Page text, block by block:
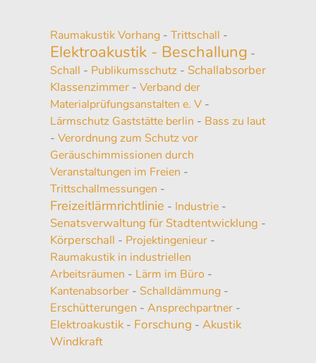
Raumakustik Vorhang- Trittschall -
Elektroakustik - Beschallung -
Schall - Publikumsschutz- Schallabsorber
Klassenzimmer- Verband der
Materialprüfungsanstalten e. V-
Lärmschutz Gaststätte berlin - Bass zu laut
- Verordnung zum Schutz vor
Geräuschimmissionen durch
Veranstaltungen im Freien -
Trittschallmessungen -
Freizeitlärmrichtlinie - Industrie-
Senatsverwaltung für Stadtentwicklung -
Körperschall - Projektingenieur-
Raumakustik in industriellen
Arbeitsräumen - Lärm im Büro -
Kantenabsorber- Schalldämmung-
Erschütterungen- Ansprechpartner-
Elektroakustik- Forschung - Akustik
Windkraft